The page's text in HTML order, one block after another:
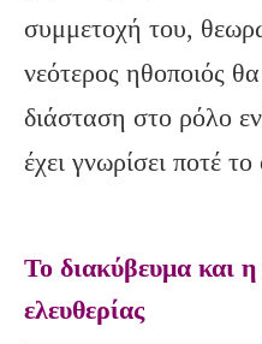
συμμετοχή του,
νεότερος ηθοποιός
διάσταση στο ρόλο
έχει γνωρίσει ποτέ
Το διακύβευμα και
ελευθερίας